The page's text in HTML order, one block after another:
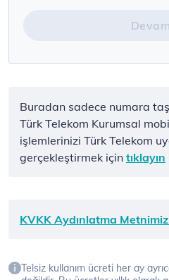
Buradan sadece numara
Türk Telekom Kurumsal
işlemlerinizi Türk Telekom
gerçekleştirmek için tıklayın
KVKK Aydınlatma
Telsiz kullanım ücreti her ay